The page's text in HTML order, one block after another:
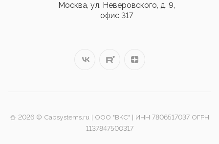
Москва, ул. Неверовского, д. 9,
офис 317
⛄️ 2026 © Cabsystems.ru | ООО "ВКС" | ИНН 7806517037 ОГРН
1137847500317